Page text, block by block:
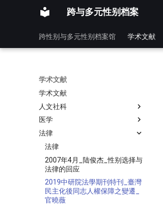
跨与多元性别档案
跨性别与多元性别档案馆 学术文献
学术文献
学术文献
人文社科
医学
法律
法律
2007年4月_陆俊杰_性别选择与
法律的回应
2019中研院法學期刊特刊_臺灣
民主化後同志人權保障之變遷_
官曉薇